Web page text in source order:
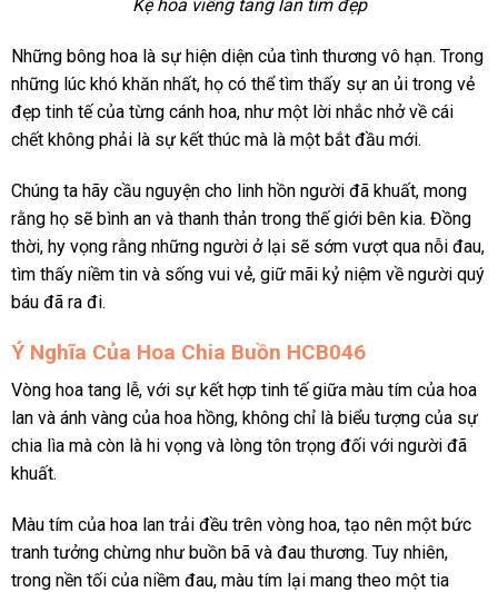
Kệ hoa viếng tang lan tím đẹp
Những bông hoa là sự hiện diện của tình thương vô hạn. Trong
những lúc khó khăn nhất, họ có thể tìm thấy sự an ủi trong vẻ
đẹp tinh tế của từng cánh hoa, như một lời nhắc nhở về cái
chết không phải là sự kết thúc mà là một bắt đầu mới.
Chúng ta hãy cầu nguyện cho linh hồn người đã khuất, mong
rằng họ sẽ bình an và thanh thản trong thế giới bên kia. Đồng
thời, hy vọng rằng những người ở lại sẽ sớm vượt qua nỗi đau,
tìm thấy niềm tin và sống vui vẻ, giữ mãi kỷ niệm về người quý
báu đã ra đi.
Ý Nghĩa Của Hoa Chia Buồn HCB046
Vòng hoa tang lễ, với sự kết hợp tinh tế giữa màu tím của hoa
lan và ánh vàng của hoa hồng, không chỉ là biểu tượng của sự
chia lìa mà còn là hi vọng và lòng tôn trọng đối với người đã
khuất.
Màu tím của hoa lan trải đều trên vòng hoa, tạo nên một bức
tranh tưởng chừng như buồn bã và đau thương. Tuy nhiên,
trong nền tối của niềm đau, màu tím lại mang theo một tia